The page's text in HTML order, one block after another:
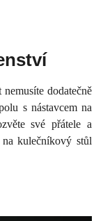
dodatečně
s nástavcem na
své přátele a
kulečníkový stůl